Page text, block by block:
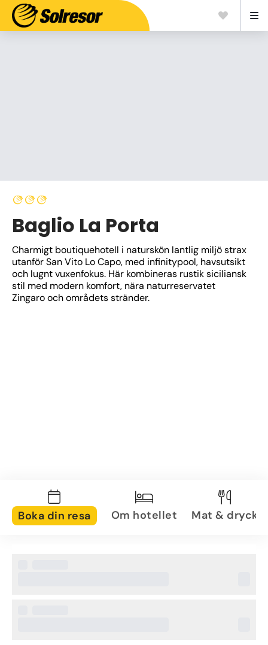
Baglio La Porta
Charmigt boutiquehotell i naturskön lantlig miljö strax
utanför San Vito Lo Capo, med infinitypool, havsutsikt
och lugnt vuxenfokus. Här kombineras rustik siciliansk
stil med modern komfort, nära naturreservatet
Zingaro och områdets stränder.
Boka din resa Om hotellet Mat & dryck